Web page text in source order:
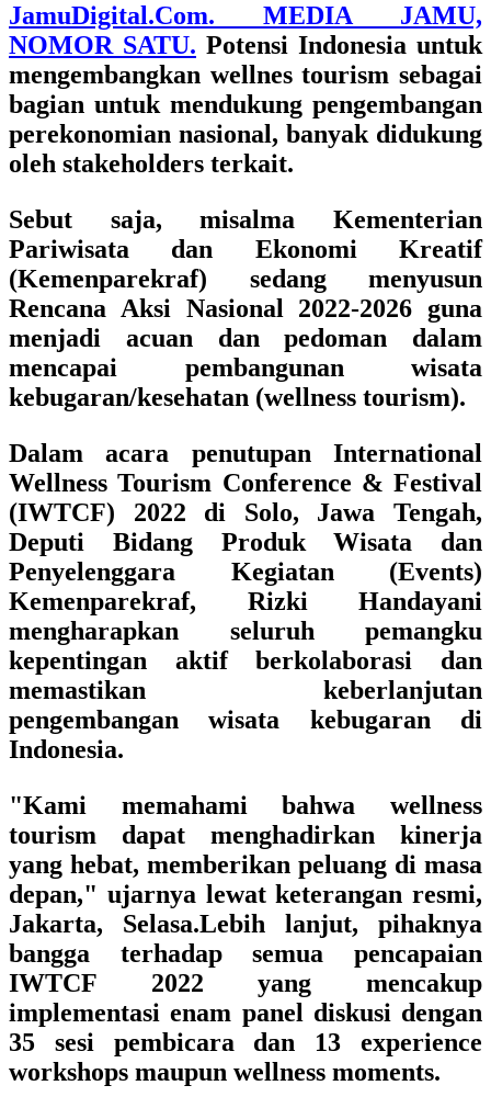
JamuDigital.Com. MEDIA JAMU,
NOMOR SATU. Potensi Indonesia untuk
mengembangkan wellnes tourism sebagai
bagian untuk mendukung pengembangan
perekonomian nasional, banyak didukung
oleh stakeholders terkait.
Sebut saja, misalma Kementerian
Pariwisata dan Ekonomi Kreatif
(Kemenparekraf) sedang menyusun
Rencana Aksi Nasional 2022-2026 guna
menjadi acuan dan pedoman dalam
mencapai pembangunan wisata
kebugaran/kesehatan (wellness tourism).
Dalam acara penutupan International
Wellness Tourism Conference & Festival
(IWTCF) 2022 di Solo, Jawa Tengah,
Deputi Bidang Produk Wisata dan
Penyelenggara Kegiatan (Events)
Kemenparekraf, Rizki Handayani
mengharapkan seluruh pemangku
kepentingan aktif berkolaborasi dan
memastikan keberlanjutan
pengembangan wisata kebugaran di
Indonesia.
"Kami memahami bahwa wellness
tourism dapat menghadirkan kinerja
yang hebat, memberikan peluang di masa
depan," ujarnya lewat keterangan resmi,
Jakarta, Selasa.Lebih lanjut, pihaknya
bangga terhadap semua pencapaian
IWTCF 2022 yang mencakup
implementasi enam panel diskusi dengan
35 sesi pembicara dan 13 experience
workshops maupun wellness moments.